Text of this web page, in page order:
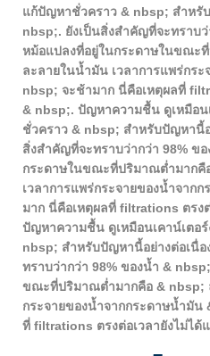
แก้ปัญหาชั่วคราว & nbsp; สำหรั
nbsp;. ยังเป็นสิ่งสำคัญที่จะทราบ
หม้อแปลงที่อยู่ในกระดาษในขณะ
ละลายในน้ำมัน เวลาการแพร่กร
nbsp; จะช้ามาก นี่คือเหตุผลที่
& nbsp;. ปัญหาความชื้น ดูเหมือน
ชั่วคราว & nbsp; สำหรับปัญหานี้
สิ่งสำคัญที่จะทราบว่ากว่า 98% ข
กระดาษในขณะที่ปริมาณต่ำมากคื
เวลาการแพร่กระจายของน้ำจาก
มาก นี่คือเหตุผลที่ filtrations ตรง
ปัญหาความชื้น ดูเหมือนเคาน์เตอ
nbsp; สำหรับปัญหานี้อย่างต่อเนื่
ทราบว่ากว่า 98% ของน้ำ &
ขณะที่ปริมาณต่ำมากคือ & nbsp;
กระจายของน้ำจากกระดาษน้ำมัน
ที่ filtrations ตรงต่อเวลายังไม่ไ